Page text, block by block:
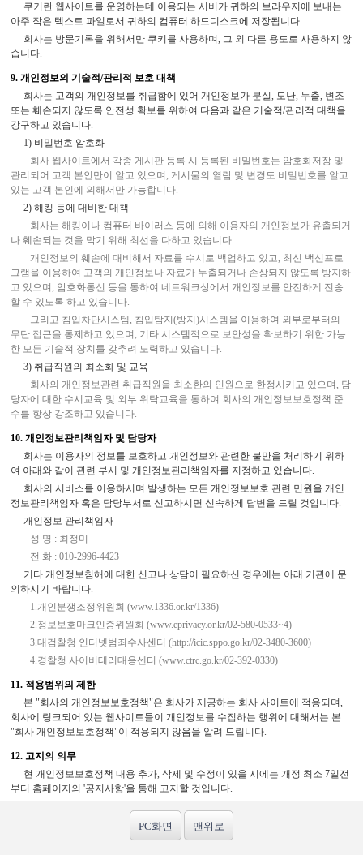
쿠키란 웹사이트를 운영하는데 이용되는 서버가 귀하의 브라우저에 보내는
아주 작은 텍스트 파일로서 귀하의 컴퓨터 하드디스크에 저장됩니다.
회사는 방문기록을 위해서만 쿠키를 사용하며, 그 외 다른 용도로 사용하지 않
습니다.
9. 개인정보의 기술적/관리적 보호 대책
회사는 고객의 개인정보를 취급함에 있어 개인정보가 분실, 도난, 누출, 변조
또는 훼손되지 않도록 안전성 확보를 위하여 다음과 같은 기술적/관리적 대책을
강구하고 있습니다.
1) 비밀번호 암호화
회사 웹사이트에서 각종 게시판 등록 시 등록된 비밀번호는 암호화저장 및
관리되어 고객 본인만이 알고 있으며, 게시물의 열람 및 변경도 비밀번호를 알고
있는 고객 본인에 의해서만 가능합니다.
2) 해킹 등에 대비한 대책
회사는 해킹이나 컴퓨터 바이러스 등에 의해 이용자의 개인정보가 유출되거
나 훼손되는 것을 막기 위해 최선을 다하고 있습니다.
개인정보의 훼손에 대비해서 자료를 수시로 백업하고 있고, 최신 백신프로
그램을 이용하여 고객의 개인정보나 자료가 누출되거나 손상되지 않도록 방지하
고 있으며, 암호화통신 등을 통하여 네트워크상에서 개인정보를 안전하게 전송
할 수 있도록 하고 있습니다.
그리고 침입차단시스템, 침입탐지(방지)시스템을 이용하여 외부로부터의
무단 접근을 통제하고 있으며, 기타 시스템적으로 보안성을 확보하기 위한 가능
한 모든 기술적 장치를 갖추려 노력하고 있습니다.
3) 취급직원의 최소화 및 교육
회사의 개인정보관련 취급직원을 최소한의 인원으로 한정시키고 있으며, 담
당자에 대한 수시교육 및 외부 위탁교육을 통하여 회사의 개인정보보호정책 준
수를 항상 강조하고 있습니다.
10. 개인정보관리책임자 및 담당자
회사는 이용자의 정보를 보호하고 개인정보와 관련한 불만을 처리하기 위하
여 아래와 같이 관련 부서 및 개인정보관리책임자를 지정하고 있습니다.
회사의 서비스를 이용하시며 발생하는 모든 개인정보보호 관련 민원을 개인
정보관리책임자 혹은 담당부서로 신고하시면 신속하게 답변을 드릴 것입니다.
개인정보 관리책임자
성 명 : 최정미
전 화 : 010-2996-4423
기타 개인정보침해에 대한 신고나 상담이 필요하신 경우에는 아래 기관에 문
의하시기 바랍니다.
1.개인분쟁조정위원회 (www.1336.or.kr/1336)
2.정보보호마크인증위원회 (www.eprivacy.or.kr/02-580-0533~4)
3.대검찰청 인터넷범죄수사센터 (http://icic.sppo.go.kr/02-3480-3600)
4.경찰청 사이버테러대응센터 (www.ctrc.go.kr/02-392-0330)
11. 적용범위의 제한
본 "회사의 개인정보보호정책"은 회사가 제공하는 회사 사이트에 적용되며,
회사에 링크되어 있는 웹사이트들이 개인정보를 수집하는 행위에 대해서는 본
"회사 개인정보보호정책"이 적용되지 않음을 알려 드립니다.
12. 고지의 의무
현 개인정보보호정책 내용 추가, 삭제 및 수정이 있을 시에는 개정 최소 7일전
부터 홈페이지의 '공지사항'을 통해 고지할 것입니다.
PC화면 맨위로